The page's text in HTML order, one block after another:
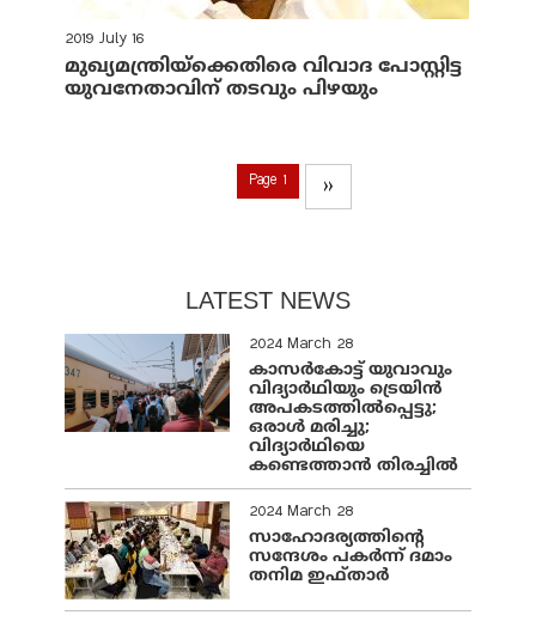
2019 July 16
മുഖ്യമന്ത്രിയ്‌ക്കെതിരെ വിവാദ പോസ്റ്റിട്ട
യുവനേതാവിന് തടവും പിഴയും
Page 1 ››
LATEST NEWS
2024 March 28
കാസർകോട്ട് യുവാവും
വിദ്യാർഥിയും ട്രെയിൻ
അപകടത്തിൽപ്പെട്ടു;
ഒരാൾ മരിച്ചു;
വിദ്യാർഥിയെ
കണ്ടെത്താൻ തിരച്ചിൽ
2024 March 28
സാഹോദര്യത്തിന്റെ
സന്ദേശം പകർന്ന് ദമാം
തനിമ ഇഫ്‌താർ